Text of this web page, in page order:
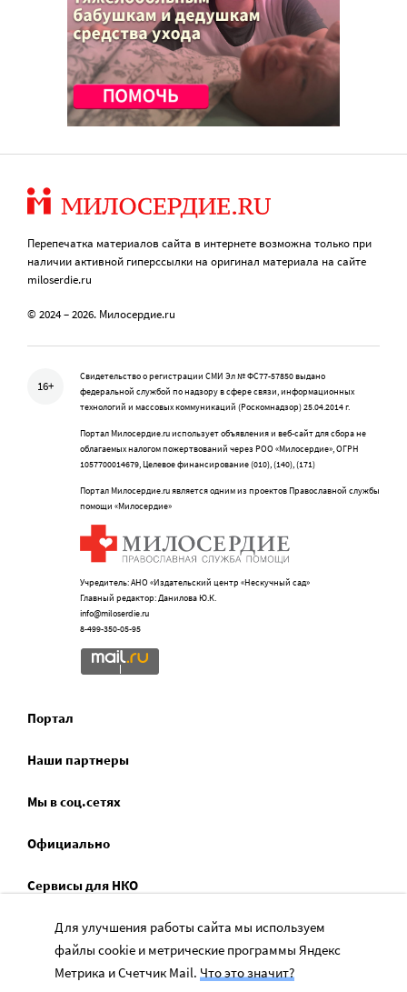
Перепечатка материалов сайта в интернете возможна только при
наличии активной гиперссылки на оригинал материала на сайте
miloserdie.ru
© 2024 – 2026. Милосердие.ru
16+
Свидетельство о регистрации СМИ Эл № ФС77-57850 выдано
федеральной службой по надзору в сфере связи, информационных
технологий и массовых коммуникаций (Роскомнадзор) 25.04.2014 г.
Портал Милосердие.ru использует объявления и веб-сайт для сбора не
облагаемых налогом пожертвований через РОО «Милосердие», ОГРН
1057700014679, Целевое финансирование (010), (140), (171)
Портал Милосердие.ru является одним из проектов Православной службы
помощи «Милосердие»
Учредитель: АНО «Издательский центр «Нескучный сад»
Главный редактор: Данилова Ю.К.
info@miloserdie.ru
8-499-350-05-95
Портал
Наши партнеры
Мы в соц.сетях
Официально
Сервисы для НКО
Спецпроекты
Социальное служение
Для улучшения работы сайта мы используем
файлы cookie и метрические программы Яндекс
Метрика и Счетчик Mail. Что это значит?